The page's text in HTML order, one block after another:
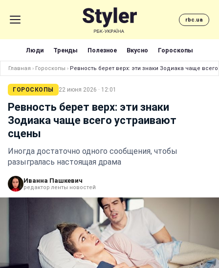
rbc.ua
Люди Тренды Полезное Вкусно Гороскопы
Главная › Гороскопы › Ревность берет верх: эти знаки Зодиака чаще
ГОРОСКОПЫ 22 июня 2026 · 12:01
Ревность берет верх: эти знаки
Зодиака чаще всего устраивают
сцены
Иногда достаточно одного сообщения, чтобы
разыгралась настоящая драма
Иванна Пашкевич
редактор ленты новостей